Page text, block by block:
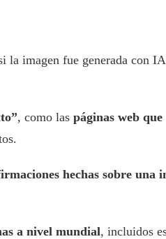
imagen fue generada con
, como las páginas web
hechas sobre una
a nivel mundial, incluidos